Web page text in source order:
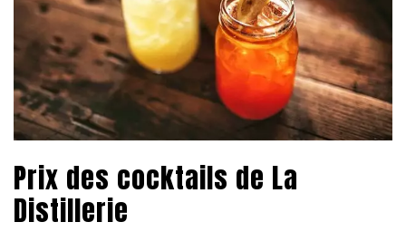
Prix des cocktails de La
Distillerie